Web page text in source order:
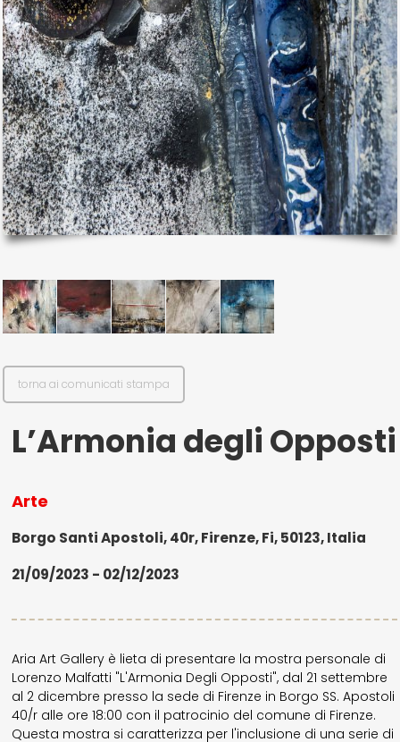
Exibart.service - Exibartlab srl Via Placido Zurla 49b - 00176 Roma
- P.IVA 14105351002
torna ai comunicati stampa
L’Armonia degli Opposti
Arte
Borgo Santi Apostoli, 40r, Firenze, Fi, 50123, Italia
21/09/2023 - 02/12/2023
Aria Art Gallery è lieta di presentare la mostra personale di
Lorenzo Malfatti "L'Armonia Degli Opposti", dal 21 settembre
al 2 dicembre presso la sede di Firenze in Borgo SS. Apostoli
40/r alle ore 18:00 con il patrocinio del comune di Firenze.
Questa mostra si caratterizza per l'inclusione di una serie di